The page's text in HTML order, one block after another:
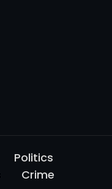
Politics
Crime